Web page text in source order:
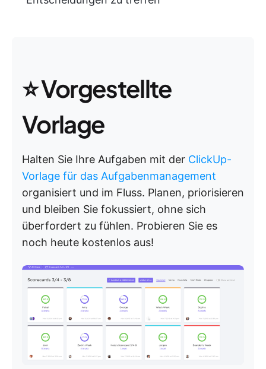
⭐ Vorgestellte
Vorlage
Halten Sie Ihre Aufgaben mit der ClickUp-
Vorlage für das Aufgabenmanagement
organisiert und im Fluss. Planen, priorisieren
und bleiben Sie fokussiert, ohne sich
überfordert zu fühlen. Probieren Sie es
noch heute kostenlos aus!